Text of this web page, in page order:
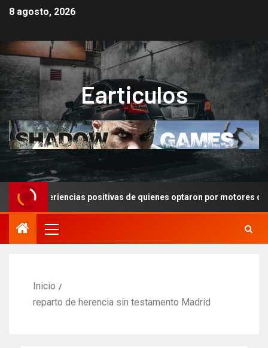
8 agosto, 2026
Earticulos
Experiencias positivas de quienes optaron por motores de
Inicio
reparto de herencia sin testamento Madrid